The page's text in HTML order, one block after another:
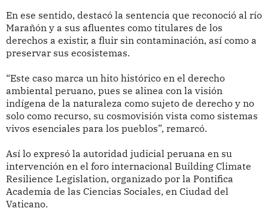
En ese sentido, destacó la sentencia que reconoció al río
Marañón y a sus afluentes como titulares de los
derechos a existir, a fluir sin contaminación, así como a
preservar sus ecosistemas.
“Este caso marca un hito histórico en el derecho
ambiental peruano, pues se alinea con la visión
indígena de la naturaleza como sujeto de derecho y no
solo como recurso, su cosmovisión vista como sistemas
vivos esenciales para los pueblos”, remarcó.
Así lo expresó la autoridad judicial peruana en su
intervención en el foro internacional Building Climate
Resilience Legislation, organizado por la Pontifica
Academia de las Ciencias Sociales, en Ciudad del
Vaticano.